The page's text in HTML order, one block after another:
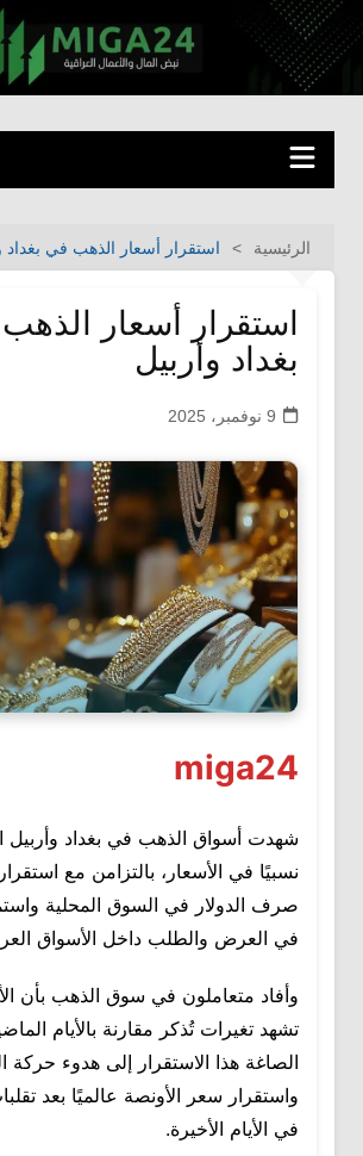
التجاوز
إلى
المحتوى
نبض المال والأعمال العراقية
الرئيسية استقرار أسعار الذهب في بغداد
استقرار أسعار
بغداد وأربيل
9 نوفمبر، 2025
miga24
شهدت أسواق الذهب في بغداد وأربيل
نسبيًا في الأسعار، بالتزامن مع
صرف الدولار في السوق المحلية
في العرض والطلب داخل الأسواق
وأفاد متعاملون في سوق الذهب بأن
تشهد تغيرات تُذكر مقارنة بالأيام
الصاغة هذا الاستقرار إلى هدوء حركة
واستقرار سعر الأونصة عالميًا بعد
في الأيام الأخيرة.